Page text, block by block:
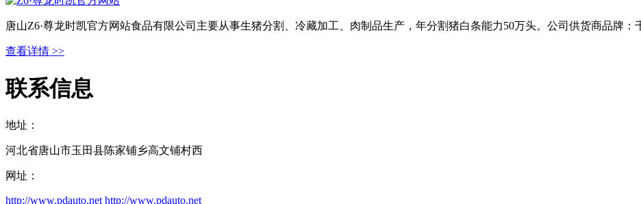
唐山Z6·尊龙时凯官方网站食品有限公司主要从事生猪分割、冷藏加工、肉制品生产，年分割猪白条能力50万头。公司供货商品牌
查看详情 >>
联系信息
地址：
河北省唐山市玉田县陈家铺乡高文铺村西
网址：
http://www.pdauto.net http://www.pdauto.net